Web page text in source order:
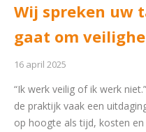
Wij spreken uw
gaat om
16 april 2025
“Ik werk veilig of ik werk
de praktijk vaak een
op hoogte als tijd, kosten